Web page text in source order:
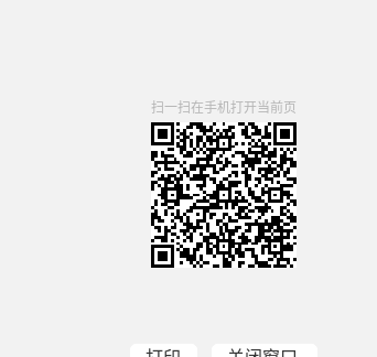
扫一扫在手机打开当前页